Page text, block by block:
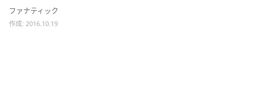
ファナティック
作成: 2016.10.19